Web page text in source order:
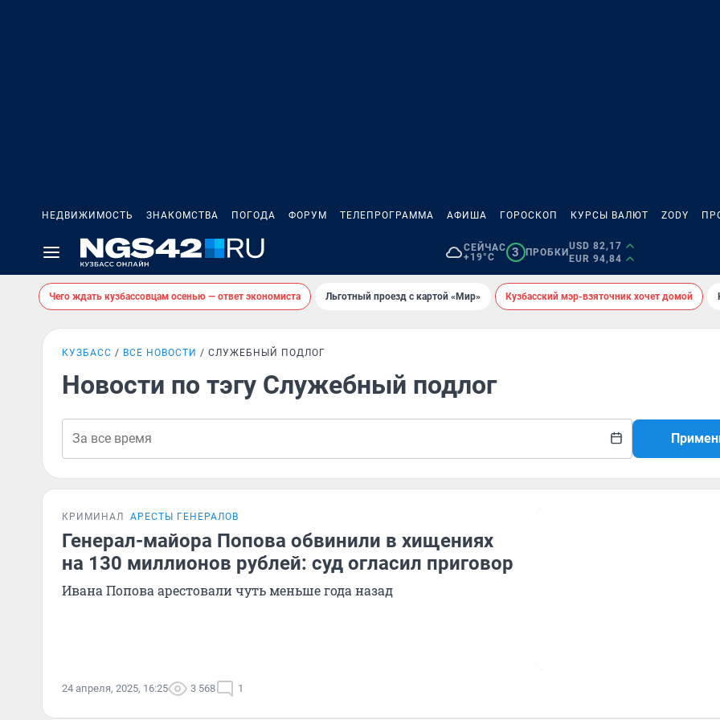
НЕДВИЖИМОСТЬ ЗНАКОМСТВА ПОГОДА ФОРУМ ТЕЛЕПРОГРАММА АФИША ГОРОСКОП КУРСЫ ВАЛЮТ ZODY
СЕЙЧАС
+19°C
3 ПРОБКИ
USD 82,17
EUR 94,84
Чего ждать кузбассовцам осенью — ответ экономиста Льготный проезд с картой «Мир» Кузбасский мэр-взяточник хочет домой
КУЗБАСС ВСЕ НОВОСТИ СЛУЖЕБНЫЙ ПОДЛОГ
Новости по тэгу Служебный подлог
КРИМИНАЛ АРЕСТЫ ГЕНЕРАЛОВ
Генерал-майора Попова обвинили в хищениях
на 130 миллионов рублей: суд огласил приговор
Ивана Попова арестовали чуть меньше года назад
24 апреля, 2025, 16:25 3 568 1